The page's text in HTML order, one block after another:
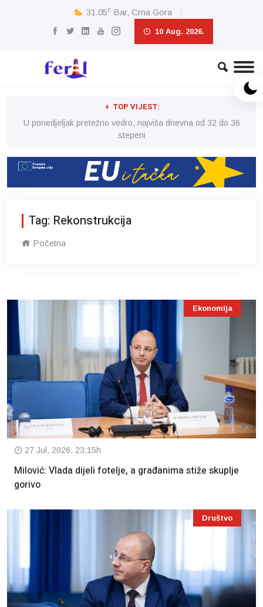
31.05c Bar, Crna Gora
10 Aug. 2026.
TOP VIJEST:
U ponedjeljak pretežno vedro, najviša dnevna od 32 do 36
stepeni
Tag: Rekonstrukcija
Početna
Ekonomija
27 Jul, 2026. 23:15h
Milović: Vlada dijeli fotelje, a građanima stiže skuplje
gorivo
Društvo